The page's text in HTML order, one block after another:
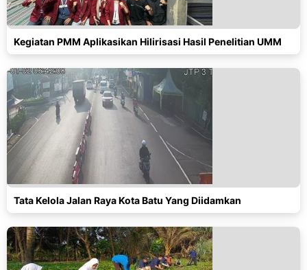
Kegiatan PMM Aplikasikan Hilirisasi Hasil Penelitian UMM
Tata Kelola Jalan Raya Kota Batu Yang Diidamkan